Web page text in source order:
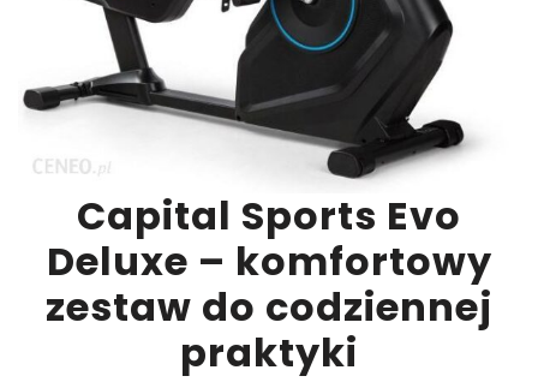
Capital Sports Evo
Deluxe – komfortowy
zestaw do codziennej
praktyki